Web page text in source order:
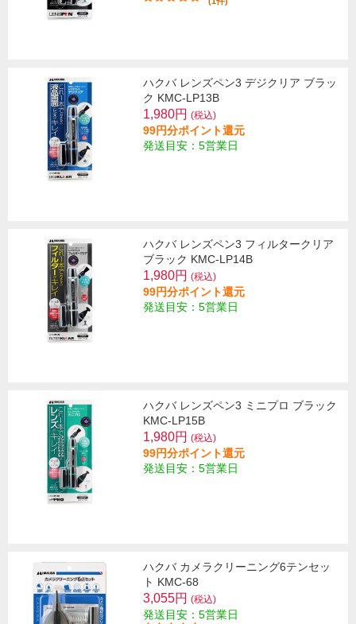
ハクバ レンズペン3 デジクリア ブラッ
ク KMC-LP13B
1,980円 (税込)
99円分ポイント還元
発送目安：5営業日
ハクバ レンズペン3 フィルタークリア
ブラック KMC-LP14B
1,980円 (税込)
99円分ポイント還元
発送目安：5営業日
ハクバ レンズペン3 ミニプロ ブラック
KMC-LP15B
1,980円 (税込)
99円分ポイント還元
発送目安：5営業日
ハクバ カメラクリーニング6テンセッ
ト KMC-68
3,055円 (税込)
発送目安：5営業日